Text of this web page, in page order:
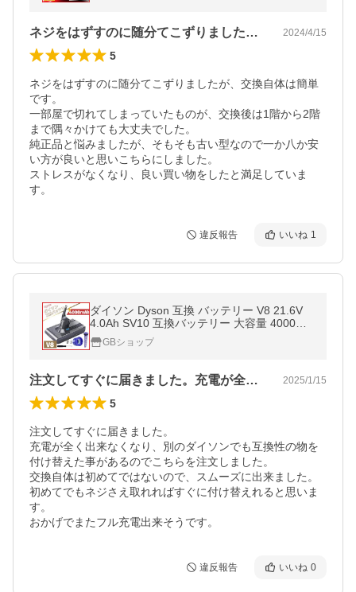
ネジをはずすのに随分てこずりましたが、… 2024/4/15
5
ネジをはずすのに随分てこずりましたが、交換自体は簡単
です。
一部屋で切れてしまっていたものが、交換後は1階から2階
まで隅々かけても大丈夫でした。
純正品と悩みましたが、そもそも古い型なので一か八か安
い方が良いと思いこちらにしました。
ストレスがなくなり、良い買い物をしたと満足していま
す。
違反報告 いいね 1
ダイソン Dyson 互換 バッテリー V8 21.6V
4.0Ah SV10 互換バッテリー 大容量 4000mA
h PSE認証 壁掛けブラケット対応 前期後期
対応(V8/1個)
GBショップ
注文してすぐに届きました。充電が全く出… 2025/1/15
5
注文してすぐに届きました。
充電が全く出来なくなり、別のダイソンでも互換性の物を
付け替えた事があるのでこちらを注文しました。
交換自体は初めてではないので、スムーズに出来ました。
初めてでもネジさえ取れればすぐに付け替えれると思いま
す。
おかげでまたフル充電出来そうです。
違反報告 いいね 0